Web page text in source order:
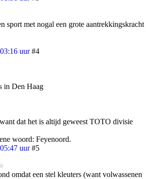
sport met nogal een grote aantrekkingskracht
uur #4
in Den Haag
dat het is altijd geweest TOTO divisie
woord: Feyenoord.
uur #5
omdat een stel kleuters (want volwassenen